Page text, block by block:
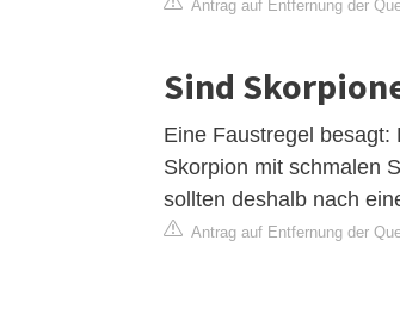
Antrag auf Entfernung der
Sind
Eine Faustregel
Skorpion mit schmalen
sollten deshalb nach
Antrag auf Entfernung der